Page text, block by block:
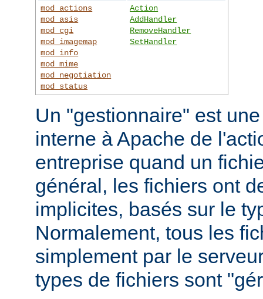
mod_actions
mod_asis
mod_cgi
mod_imagemap
mod_info
mod_mime
mod_negotiation
mod_status
Action
AddHandler
RemoveHandler
SetHandler
Un "gestionnaire" est
interne à Apache de
entreprise quand un
général, les fichiers ont
implicites, basés sur le
Normalement, tous les
simplement par le
types de fichiers sont